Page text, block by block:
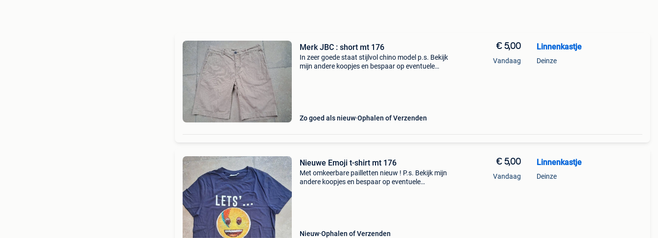
Merk JBC : short mt 176
In zeer goede staat stijlvol chino model p.s. Bekijk
mijn andere koopjes en bespaar op eventuele
Zo goed als nieuw Ophalen of Verzenden
€ 5,00
Vandaag
Linnenkastje
Deinze
Nieuwe Emoji t-shirt mt 176
Met omkeerbare pailletten nieuw ! P.s. Bekijk mijn
andere koopjes en bespaar op eventuele
Nieuw Ophalen of Verzenden
€ 5,00
Vandaag
Linnenkastje
Deinze